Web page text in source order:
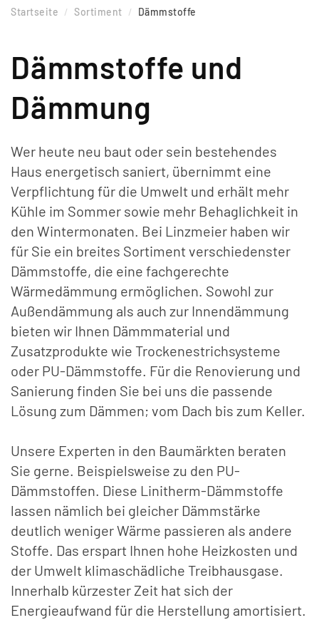
Startseite Sortiment Dämmstoffe
Dämmstoffe und
Dämmung
Wer heute neu baut oder sein bestehendes
Haus energetisch saniert, übernimmt eine
Verpflichtung für die Umwelt und erhält mehr
Kühle im Sommer sowie mehr Behaglichkeit in
den Wintermonaten. Bei Linzmeier haben wir
für Sie ein breites Sortiment verschiedenster
Dämmstoffe, die eine fachgerechte
Wärmedämmung ermöglichen. Sowohl zur
Außendämmung als auch zur Innendämmung
bieten wir Ihnen Dämmmaterial und
Zusatzprodukte wie Trockenestrichsysteme
oder PU-Dämmstoffe. Für die Renovierung und
Sanierung finden Sie bei uns die passende
Lösung zum Dämmen; vom Dach bis zum Keller.
Unsere Experten in den Baumärkten beraten
Sie gerne. Beispielsweise zu den PU-
Dämmstoffen. Diese Linitherm-Dämmstoffe
lassen nämlich bei gleicher Dämmstärke
deutlich weniger Wärme passieren als andere
Stoffe. Das erspart Ihnen hohe Heizkosten und
der Umwelt klimaschädliche Treibhausgase.
Innerhalb kürzester Zeit hat sich der
Energieaufwand für die Herstellung amortisiert.